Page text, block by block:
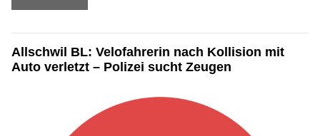
Allschwil BL: Velofahrerin nach Kollision mit
Auto verletzt – Polizei sucht Zeugen